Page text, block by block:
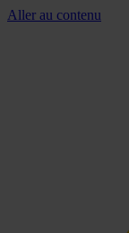
Aller au contenu